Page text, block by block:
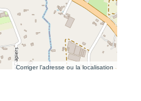
Corriger l’adresse ou la localisation